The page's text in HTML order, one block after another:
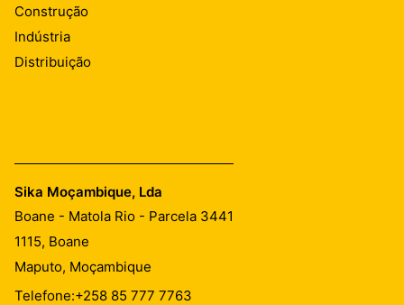
Construção
Indústria
Distribuição
Sika Moçambique, Lda
Boane - Matola Rio - Parcela 3441
1115, Boane
Maputo, Moçambique
Telefone:+258 85 777 7763